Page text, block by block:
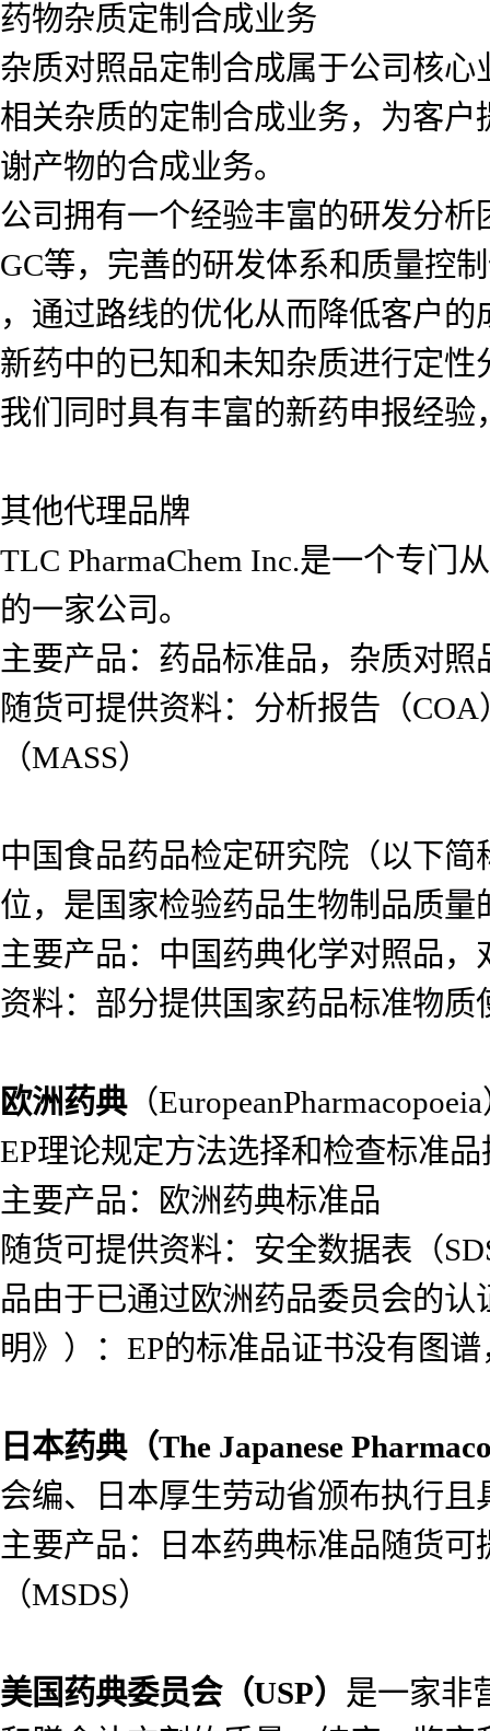
药物杂质定制合成业务
杂质对照品定制合成属于公司核
相关杂质的定制合成业务，为客
谢产物的合成业务。
公司拥有一个经验丰富的研发分
GC等，完善的研发体系和质量控
，通过路线的优化从而降低客户
新药中的已知和未知杂质进行定性
我们同时具有丰富的新药申报经
其他代理品牌
TLC PharmaChem Inc.是一个专
的一家公司。
主要产品：药品标准品，杂质对
随货可提供资料：分析报告（
（MASS）
中国食品药品检定研究院（以下
位，是国家检验药品生物制品质
主要产品：中国药典化学对照品
资料：部分提供国家药品标准物质
欧洲药典（
EP理论规定方法选择和检查标准
主要产品：欧洲药典标准品
随货可提供资料：安全数据表（
品由于已通过欧洲药品委员会的
明》）：EP的标准品证书没有图
日本药典（The Japanese
会编、日本厚生劳动省颁布执行
主要产品：日本药典标准品随货
（MSDS）
美国药典委员会（USP） 是一家非